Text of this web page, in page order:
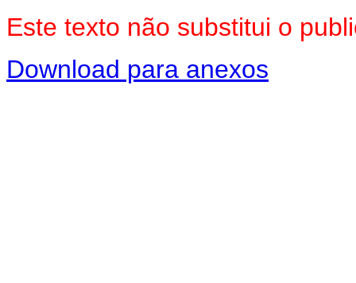
Este texto não substitui o
Download para anexos